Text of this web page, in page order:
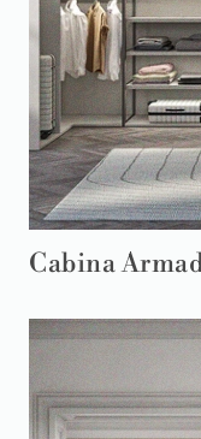
Cabina